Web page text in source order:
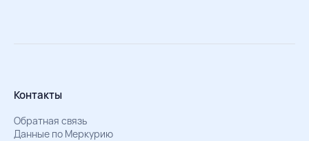
Контакты
Обратная связь
Данные по Меркурию